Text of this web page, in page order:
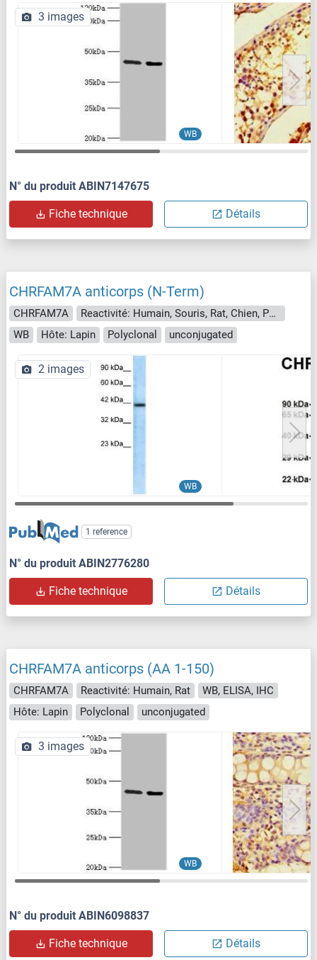
WB
3 images
N° du produit ABIN7147675
Fiche technique Détails
CHRFAM7A anticorps (N-Term)
CHRFAM7A
Reactivité: Humain, Souris, Rat, Chien, Poisson zèbre (Danio rerio), Cobaye, Boeuf (Vache), Cheval, Lapin
WB
Hôte: Lapin Polyclonal unconjugated
WB
2 images
1 reference
N° du produit ABIN2776280
Fiche technique Détails
CHRFAM7A anticorps (AA 1-150)
CHRFAM7A Reactivité: Humain, Rat
WB, ELISA, IHC
Hôte: Lapin
Polyclonal unconjugated
WB
3 images
N° du produit ABIN6098837
Fiche technique Détails